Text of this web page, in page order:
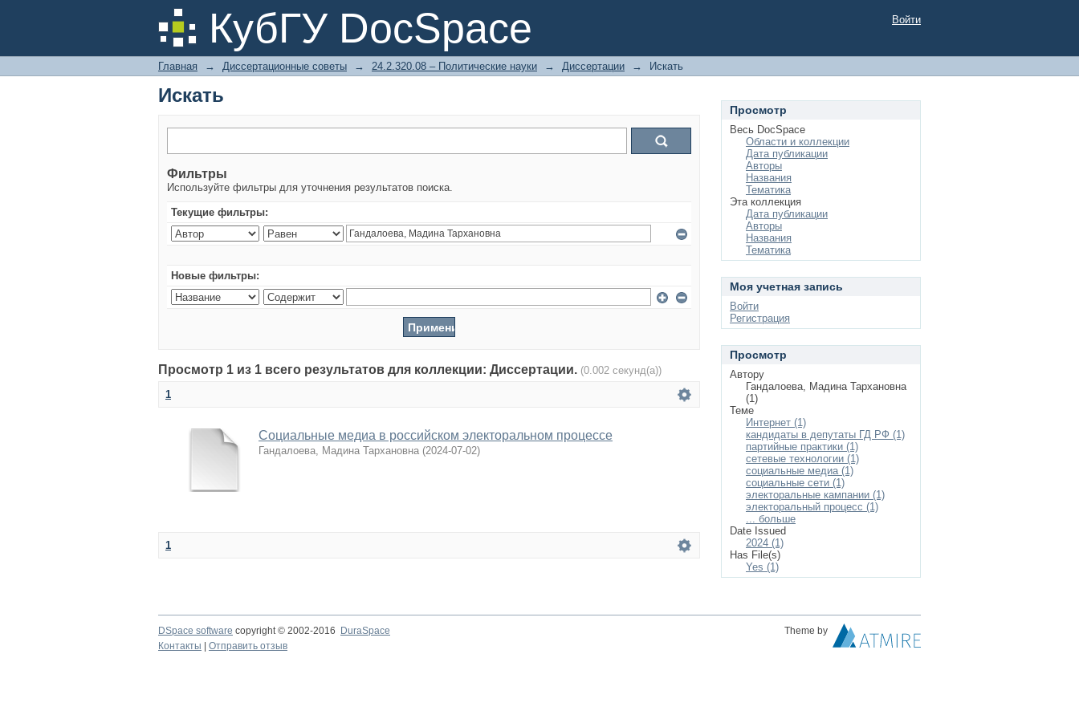
КубГУ DocSpace
Искать Войти
Главная → Диссертационные советы → 24.2.320.08 – Политические науки → Диссертации → Искать
Искать
Фильтры
Используйте фильтры для уточнения результатов поиска.
Текущие фильтры:
Новые фильтры:
Просмотр 1 из 1 всего результатов для коллекции: Диссертации. (0.002 секунд(а))
1
Социальные медиа в российском электоральном процессе
Гандалоева, Мадина Тархановна (2024-07-02)
1
Просмотр
Весь DocSpace
Области и коллекции
Дата публикации
Авторы
Названия
Тематика
Эта коллекция
Дата публикации
Авторы
Названия
Тематика
Моя учетная запись
Войти
Регистрация
Просмотр
Автору
Гандалоева, Мадина Тархановна
(1)
Теме
Интернет (1)
кандидаты в депутаты ГД РФ (1)
партийные практики (1)
сетевые технологии (1)
социальные медиа (1)
социальные сети (1)
электоральные кампании (1)
электоральный процесс (1)
... больше
Date Issued
2024 (1)
Has File(s)
Yes (1)
DSpace software copyright © 2002-2016 DuraSpace
Theme by
Контакты
Отправить отзыв